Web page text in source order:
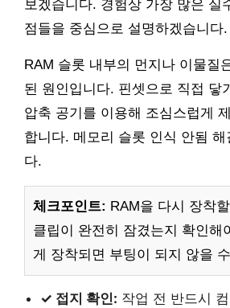
보겠습니다. 경험상 가장 많은 실
점들을 중심으로 설명하겠습니다.
RAM 슬롯 내부의 먼지나 이물질
된 원인입니다. 핀셋으로 직접 닿
압축 공기를 이용해 조심스럽게
합니다. 메모리 슬롯 인식 안됨 해
다.
체크포인트: RAM을 다시 장착
클립이 완전히 잠겼는지 확인해
게 장착되면 부팅이 되지 않을
✓ 접지 확인: 작업 전 반드시